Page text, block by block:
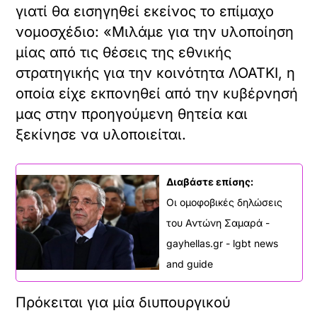
γιατί θα εισηγηθεί εκείνος το επίμαχο
νομοσχέδιο: «Μιλάμε για την υλοποίηση
μίας από τις θέσεις της εθνικής
στρατηγικής για την κοινότητα ΛΟΑΤΚΙ, η
οποία είχε εκπονηθεί από την κυβέρνησή
μας στην προηγούμενη θητεία και
ξεκίνησε να υλοποιείται.
Διαβάστε επίσης:
Οι ομοφοβικές δηλώσεις
του Αντώνη Σαμαρά -
gayhellas.gr - lgbt news
and guide
Πρόκειται για μία διυπουργικού